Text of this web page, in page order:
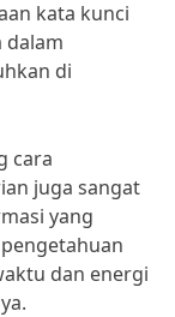
kata kunci
dalam
di
cara
juga sangat
yang
dan energi